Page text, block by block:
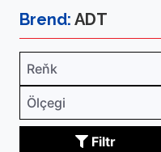
Brend: ADT
Reňk
Ölçegi
Filtr